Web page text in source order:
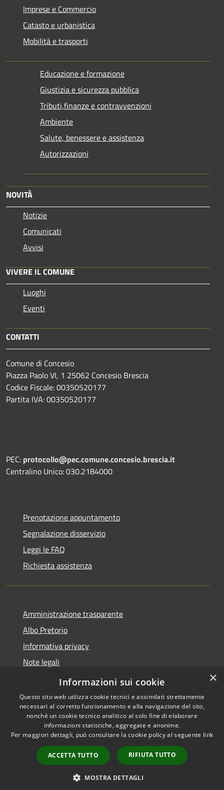
Imprese e Commercio
Catasto e urbanistica
Mobilità e trasporti
Educazione e formazione
Giustizia e sicurezza pubblica
Tributi,finanze e contravvenzioni
Ambiente
Salute, benessere e assistenza
Autorizzazioni
NOVITÀ
Notizie
Comunicati
Avvisi
VIVERE IL COMUNE
Luoghi
Eventi
CONTATTI
Comune di Concesio
Piazza Paolo VI, 1 25062 Concesio Brescia
Codice Fiscale: 00350520177
Partita IVA: 00350520177
PEC: protocollo@pec.comune.concesio.brescia.it
Centralino Unico: 030.2184000
Prenotazione appuntamento
Segnalazione disservizio
Leggi le FAQ
Richiesta assistenza
Amministrazione trasparente
Albo Pretorio
Informativa privacy
Note legali
Dichiarazione di accessibilità
Accessibilità
Copyright © 2021 •
Comune di Concesio •
Powered byMunicipium
Accesso redazione
×
Informazioni sui cookie
Questo sito web utilizza cookie tecnici e assimilati strettamente
necessari al corretto funzionamento e alla navigazione del sito,
nonché un cookie tecnico analitico al solo fine di elaborare
informazioni statistiche, aggregate e anonime.
Per maggiori dettagli, può consultare la cookie policy al seguente link
ACCETTA TUTTO RIFIUTA TUTTO
MOSTRA DETTAGLI